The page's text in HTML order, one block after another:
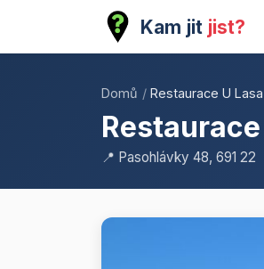
Kam jit jist?
Domů / Restaurace U Lasa
📍 Pasohlávky 48, 691 22